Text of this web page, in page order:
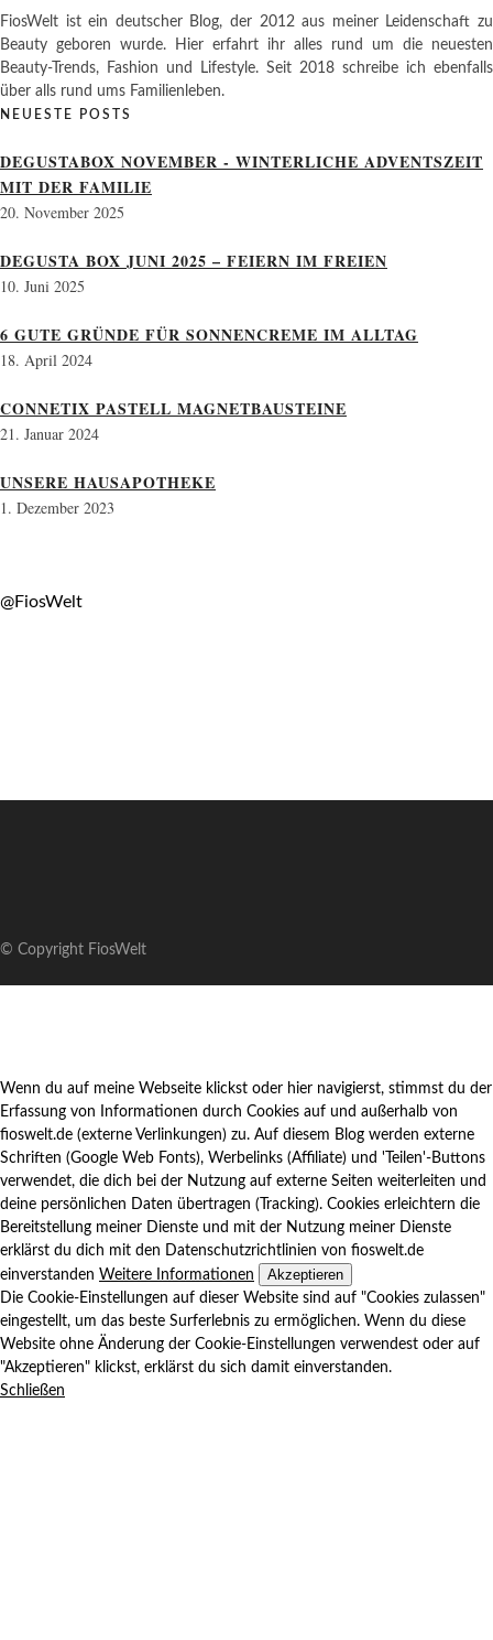
FiosWelt ist ein deutscher Blog, der 2012 aus meiner Leidenschaft zu
Beauty geboren wurde. Hier erfahrt ihr alles rund um die neuesten
Beauty-Trends, Fashion und Lifestyle. Seit 2018 schreibe ich ebenfalls
über alls rund ums Familienleben.
NEUESTE POSTS
DEGUSTABOX NOVEMBER - WINTERLICHE ADVENTSZEIT
MIT DER FAMILIE
20. November 2025
DEGUSTA BOX JUNI 2025 – FEIERN IM FREIEN
10. Juni 2025
6 GUTE GRÜNDE FÜR SONNENCREME IM ALLTAG
18. April 2024
CONNETIX PASTELL MAGNETBAUSTEINE
21. Januar 2024
UNSERE HAUSAPOTHEKE
1. Dezember 2023
@FiosWelt
© Copyright FiosWelt
Wenn du auf meine Webseite klickst oder hier navigierst, stimmst du der
Erfassung von Informationen durch Cookies auf und außerhalb von
fioswelt.de (externe Verlinkungen) zu. Auf diesem Blog werden externe
Schriften (Google Web Fonts), Werbelinks (Affiliate) und 'Teilen'-Buttons
verwendet, die dich bei der Nutzung auf externe Seiten weiterleiten und
deine persönlichen Daten übertragen (Tracking). Cookies erleichtern die
Bereitstellung meiner Dienste und mit der Nutzung meiner Dienste
erklärst du dich mit den Datenschutzrichtlinien von fioswelt.de
einverstanden Weitere Informationen Akzeptieren
Die Cookie-Einstellungen auf dieser Website sind auf "Cookies zulassen"
eingestellt, um das beste Surferlebnis zu ermöglichen. Wenn du diese
Website ohne Änderung der Cookie-Einstellungen verwendest oder auf
"Akzeptieren" klickst, erklärst du sich damit einverstanden.
Schließen